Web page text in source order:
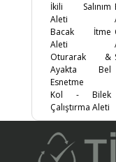
İkili Salınım
Aleti
Bacak İtme
Aleti
Oturarak &
Ayakta Bel
Esnetme
Kol - Bilek
Çalıştırma Aleti